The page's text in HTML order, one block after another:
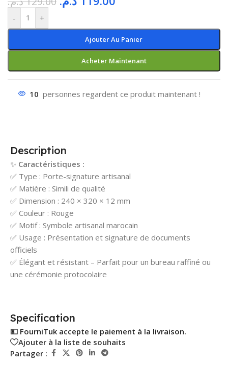
- +
Ajouter Au Panier
Acheter Maintenant
10 personnes regardent ce produit maintenant !
Description
✨ Caractéristiques :
✅ Type : Porte-signature artisanal
✅ Matière : Simili de qualité
✅ Dimension : 240 × 320 × 12 mm
✅ Couleur : Rouge
✅ Motif : Symbole artisanal marocain
✅ Usage : Présentation et signature de documents
officiels
✅ Élégant et résistant – Parfait pour un bureau raffiné ou
une cérémonie protocolaire
Specification
💵 FourniTuk accepte le paiement à la livraison.
Ajouter à la liste de souhaits
Partager :